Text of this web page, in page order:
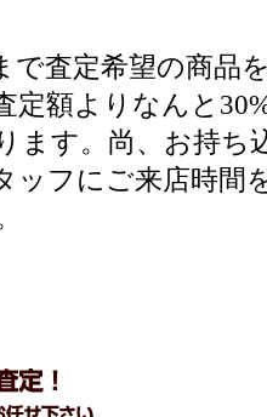
で査定希望の商品
定額よりなんと
ます。尚、お持ち
ッフにご来店時間